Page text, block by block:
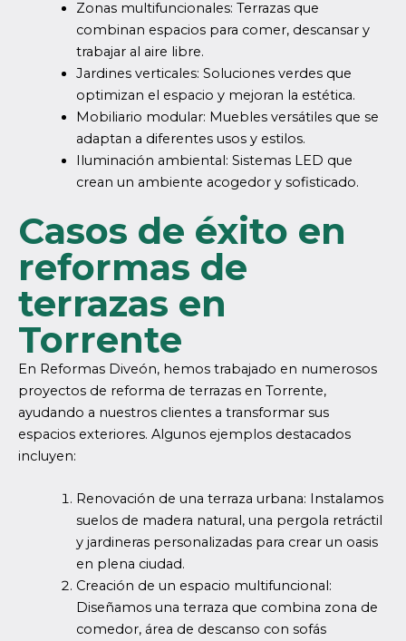
Zonas multifuncionales: Terrazas que
combinan espacios para comer, descansar y
trabajar al aire libre.
Jardines verticales: Soluciones verdes que
optimizan el espacio y mejoran la estética.
Mobiliario modular: Muebles versátiles que se
adaptan a diferentes usos y estilos.
Iluminación ambiental: Sistemas LED que
crean un ambiente acogedor y sofisticado.
Casos de éxito en
reformas de
terrazas en
Torrente
En Reformas Diveón, hemos trabajado en numerosos
proyectos de reforma de terrazas en Torrente,
ayudando a nuestros clientes a transformar sus
espacios exteriores. Algunos ejemplos destacados
incluyen:
Renovación de una terraza urbana: Instalamos
suelos de madera natural, una pergola retráctil
y jardineras personalizadas para crear un oasis
en plena ciudad.
Creación de un espacio multifuncional:
Diseñamos una terraza que combina zona de
comedor, área de descanso con sofás